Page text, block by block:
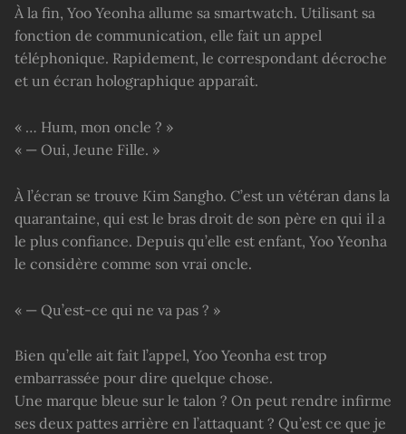
À la fin, Yoo Yeonha allume sa smartwatch. Utilisant sa
fonction de communication, elle fait un appel
téléphonique. Rapidement, le correspondant décroche
et un écran holographique apparaît.
« … Hum, mon oncle ? »
« — Oui, Jeune Fille. »
À l’écran se trouve Kim Sangho. C’est un vétéran dans la
quarantaine, qui est le bras droit de son père en qui il a
le plus confiance. Depuis qu’elle est enfant, Yoo Yeonha
le considère comme son vrai oncle.
« — Qu’est-ce qui ne va pas ? »
Bien qu’elle ait fait l’appel, Yoo Yeonha est trop
embarrassée pour dire quelque chose.
Une marque bleue sur le talon ? On peut rendre infirme
ses deux pattes arrière en l’attaquant ? Qu’est ce que je